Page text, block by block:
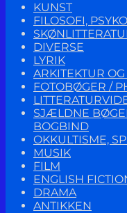
KUNST
FILOSOFI,
DIVERSE
LYRIK
ARKITEKTUR
FOTOBØGER /
SJÆLDNE
BOGBIND
OKKULTISME,
MUSIK
FILM
ENGLISH
DRAMA
ANTIKKEN